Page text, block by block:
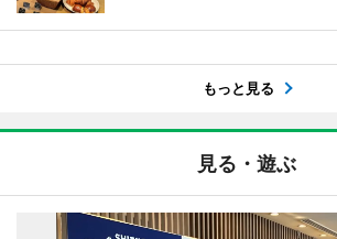
もっと見る
見る・遊ぶ